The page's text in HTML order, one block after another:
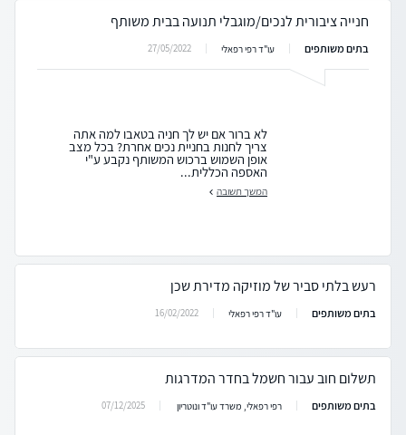
חנייה ציבורית לנכים/מוגבלי תנועה בבית משותף
בתים משותפים עו"ד רפי רפאלי 27/05/2022
לא ברור אם יש לך חניה בטאבו למה אתה
צריך לחנות בחניית נכים אחרת? בכל מצב
אופן השמוש ברכוש המשותף נקבע ע"י
האספה הכללית...
המשך תשובה
רעש בלתי סביר של מוזיקה מדירת שכן
בתים משותפים עו"ד רפי רפאלי 16/02/2022
תשלום חוב עבור חשמל בחדר המדרגות
בתים משותפים רפי רפאלי, משרד עו"ד ונוטריון 07/12/2025